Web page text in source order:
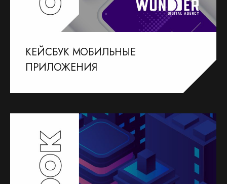
КЕЙСБУК МОБИЛЬНЫЕ
ПРИЛОЖЕНИЯ